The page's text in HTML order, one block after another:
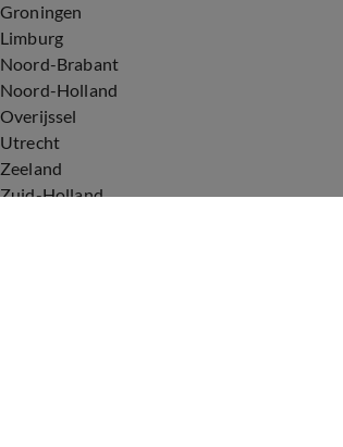
Groningen
Limburg
Noord-Brabant
Noord-Holland
Overijssel
Utrecht
Zeeland
Zuid-Holland